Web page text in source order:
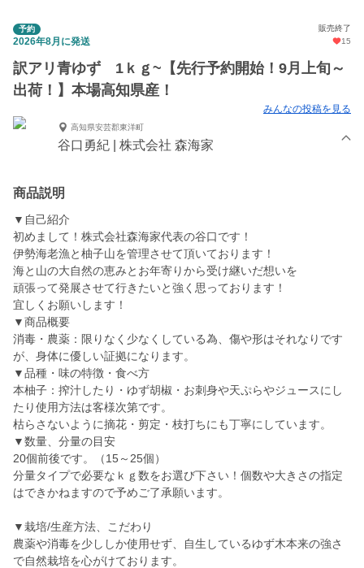
予約 販売終了
2026年8月に発送 15
訳アリ青ゆず 1ｋｇ~【先行予約開始！9月上旬～
出荷！】本場高知県産！
みんなの投稿を見る
高知県安芸郡東洋町
谷口勇紀 | 株式会社 森海家
商品説明
▼自己紹介
初めまして！株式会社森海家代表の谷口です！
伊勢海老漁と柚子山を管理させて頂いております！
海と山の大自然の恵みとお年寄りから受け継いだ想いを
頑張って発展させて行きたいと強く思っております！
宜しくお願いします！
▼商品概要
消毒・農薬：限りなく少なくしている為、傷や形はそれなりです
が、身体に優しい証拠になります。
▼品種・味の特徴・食べ方
本柚子：搾汁したり・ゆず胡椒・お刺身や天ぷらやジュースにし
たり使用方法は客様次第です。
枯らさないように摘花・剪定・枝打ちにも丁寧にしています。
▼数量、分量の目安
20個前後です。（15～25個）
分量タイプで必要なｋｇ数をお選び下さい！個数や大きさの指定
はできかねますので予めご了承願います。
▼栽培/生産方法、こだわり
農薬や消毒を少ししか使用せず、自生しているゆず木本来の強さ
で自然栽培を心がけております。